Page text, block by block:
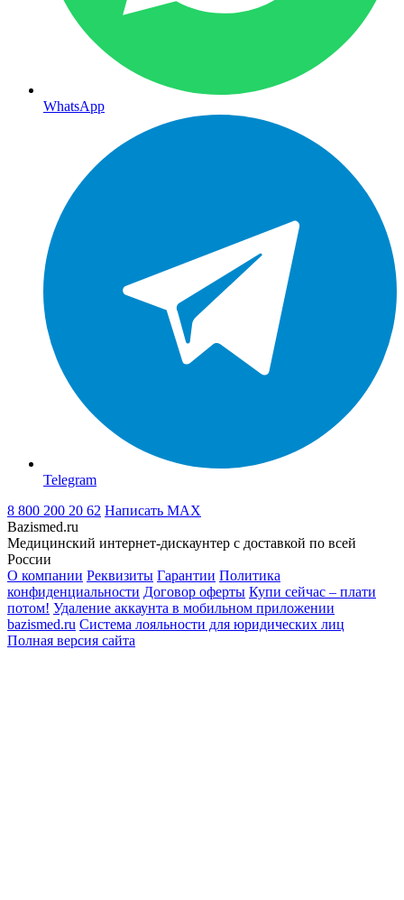
WhatsApp
Telegram
8 800 200 20 62 Написать MAX
Bazismed.ru
Медицинский интернет-дискаунтер с доставкой по всей
России
О компании Реквизиты Гарантии Политика
конфиденциальности Договор оферты Купи сейчас – плати
потом! Удаление аккаунта в мобильном приложении
bazismed.ru Система лояльности для юридических лиц
Полная версия сайта